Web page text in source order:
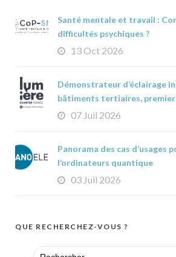
Santé mentale et travail :
difficultés psychiques ?
13 Oct 2026
Démonstrateur d’éclairage
bâtiments tertiaires,
07 Juil 2026
Panorama des cas d’usages
l’ordinateurs quantique
03 Juil 2026
QUE RECHERCHEZ-VOUS ?
Search